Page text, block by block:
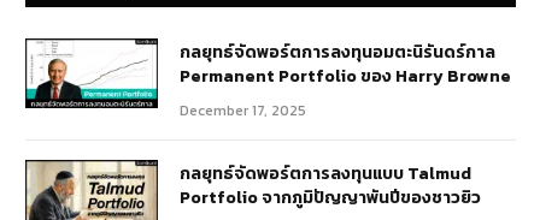
กลยุทธ์​จัดพอร์ตการลงทุนอมตะนิรันดร์กาล
Permanent Portfolio ของ Harry Browne
December 17, 2025
กลยุทธ์จัดพอร์ตการลงทุนแบบ Talmud
Portfolio จากภูมิปัญญาพันปีของชาวยิว